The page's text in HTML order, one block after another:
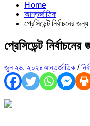
Home
আন্তর্জাতিক
প্রেসিডেন্ট নির্বাচনের
প্রেসিডেন্ট
জুন ২৬, ২০২৪আন্তর্জাতিক /